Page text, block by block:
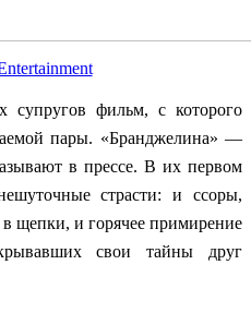
супругов фильм, с которого
пары. «Бранджелина» —
в прессе. В их первом
страсти: и ссоры,
в щепки, и горячее примирение
свои тайны друг